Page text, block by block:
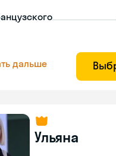
дальше
Ульяна